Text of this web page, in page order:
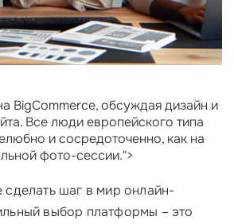
BigCommerce, обсуждая дизайн и
Все люди европейского типа
и сосредоточенно, как на
фото-сессии.">
сделать шаг в мир онлайн-
выбор платформы – это